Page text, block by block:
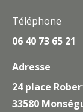
Téléphone
06 40 73 65 21
Adresse
24 place
33580